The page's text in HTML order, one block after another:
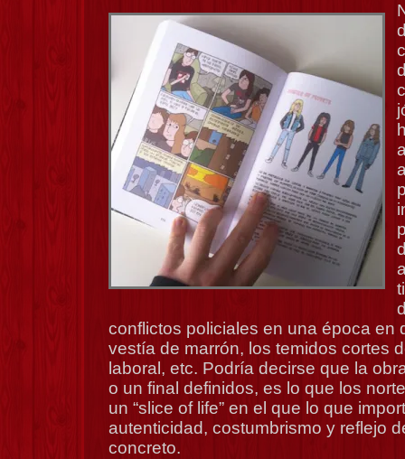
conflictos policiales en una época en
vestía de marrón, los temidos cortes
laboral, etc. Podría decirse que la
o un final definidos, es lo que los
un “slice of life” en el que lo que
autenticidad, costumbrismo y reflejo
concreto.